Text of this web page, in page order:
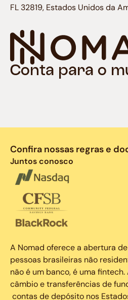
Conta para o
FL 32819, Estados Unidos da
Confira nossas regras e
Juntos conosco
A Nomad oferece a abertura
pessoas brasileiras não
não é um banco, é uma
câmbio e transferências de
contas de depósito nos